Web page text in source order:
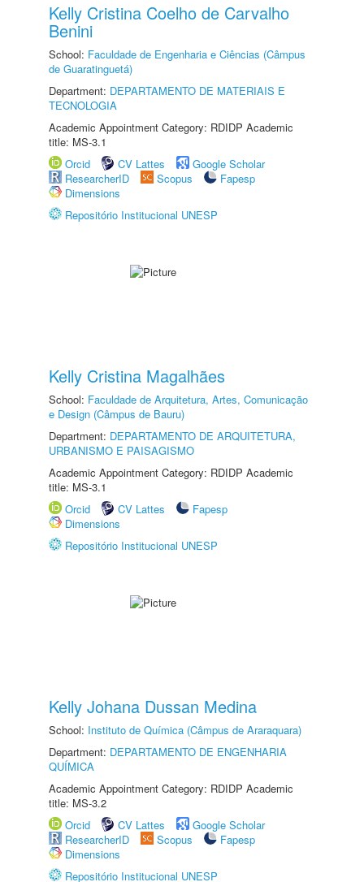
Kelly Cristina Coelho de Carvalho
Benini
School: Faculdade de Engenharia e Ciências (Câmpus
de Guaratinguetá)
Department: DEPARTAMENTO DE MATERIAIS E
TECNOLOGIA
Academic Appointment Category: RDIDP Academic
title: MS-3.1
Orcid
CV Lattes
Google Scholar
ResearcherID
Scopus
Fapesp
Dimensions
Repositório Institucional UNESP
Kelly Cristina Magalhães
School: Faculdade de Arquitetura, Artes, Comunicação
e Design (Câmpus de Bauru)
Department: DEPARTAMENTO DE ARQUITETURA,
URBANISMO E PAISAGISMO
Academic Appointment Category: RDIDP Academic
title: MS-3.1
Orcid
CV Lattes
Fapesp
Dimensions
Repositório Institucional UNESP
Kelly Johana Dussan Medina
School: Instituto de Química (Câmpus de Araraquara)
Department: DEPARTAMENTO DE ENGENHARIA
QUÍMICA
Academic Appointment Category: RDIDP Academic
title: MS-3.2
Orcid
CV Lattes
Google Scholar
ResearcherID
Scopus
Fapesp
Dimensions
Repositório Institucional UNESP